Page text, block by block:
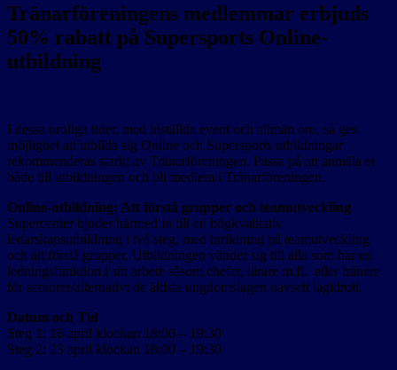
Tränarföreningens medlemmar erbjuds
50% rabatt på Supersports Online-
utbildning
I dessa oroliga tider, med inställda event och allmän oro, så ges
möjlighet att utbilda sig Online och Supersports utbildningar
rekommenderas starkt av Tränarföreningen. Passa på att anmäla er
både till utbildningen och bli medlem i Tränarföreningen.
Online-utbildning: Att förstå grupper och teamutveckling
Supercenter bjuder härmed in till en högkvalitativ
ledarskapsutbildning i två steg, med inriktning på teamutveckling
och att förstå grupper. Utbildningen vänder sig till alla som har en
ledningsfunktion i sitt arbete såsom chefer, lärare m.fl. eller tränare
för seniorer/alternativt de äldsta ungdomslagen oavsett lagidrott.
Datum och Tid
Steg 1: 16 april klockan 18:00 – 19:30
Steg 2: 23 april klockan 18:00 – 19:30